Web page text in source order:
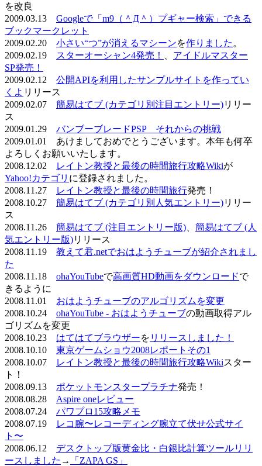
を改良
2009.03.13 Googleで「m9（＾Д＾）プギャー検索」できる
ブックマークレット
2009.02.20 小さい“つ”が消えるマシーンを作りました 。
2009.02.19
スターオーシャン4発売！
アイドルマスター
SP発売！
2009.02.12 公開APIを利用したサンプルサイトを作ってい
くよ リリース
2009.02.07 簡易はてブ (カテゴリ別注目エントリー)リリー
ス
2009.01.29 バンブーブレードPSP それからの挑戦
2009.01.01 あけましておめでとうございます。本年も何卒
よろしくお願いいたします。
2008.12.02
レイトン教授と最後の時間旅行攻略Wikiが
Yahoo!カテゴリ に登録されました。
2008.11.27
レイトン教授と最後の時間旅行発売！
2008.10.27 簡易はてブ (カテゴリ別人気エントリー)リリー
ス
2008.11.26 簡易はてブ (注目エントリー版)
簡易はてブ (人
気エントリー版)リリース
2008.11.19 教えて君.netでおはようチューブが紹介されまし
た
2008.11.18 ohaYouTubeで高画質HD動画をダウンロードで
きるように
2008.11.01 おはようチューブのアルゴリズムを変更
2008.10.24 ohaYouTube - おはようチューブの動画取得アル
ゴリズムを変更
2008.10.23 はてはてブラウザーを リリースしました！
2008.10.10 東京ゲームショウ2008レポートその1
2008.10.07
レイトン教授と最後の時間旅行攻略Wikiスター
ト！
2008.09.13 ポケットモンスタープラチナ発売！
2008.08.28 Aspire oneレビュー
2008.07.24 パワプロ15攻略メモ
2008.07.19
レコ腕〜レコーディング腕立て伏せ公式サイ
ト〜
2008.06.12 デスクトップ版黄金比・白銀比計算ツールリリ
ースしました →
「ZAPA GS」